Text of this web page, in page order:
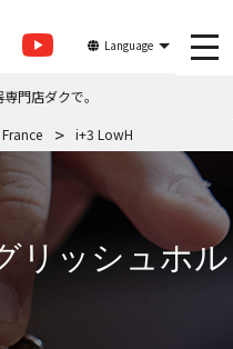
Language
門店ダクで。
i+3 LowH
リッシュホル